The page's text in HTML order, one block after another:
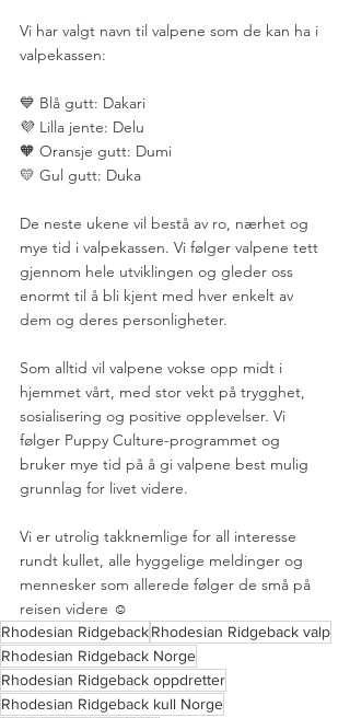
Vi har valgt navn til valpene som de kan ha i
valpekassen:
💙 Blå gutt: Dakari
💜 Lilla jente: Delu
🧡 Oransje gutt: Dumi
💛 Gul gutt: Duka
De neste ukene vil bestå av ro, nærhet og
mye tid i valpekassen. Vi følger valpene tett
gjennom hele utviklingen og gleder oss
enormt til å bli kjent med hver enkelt av
dem og deres personligheter.
Som alltid vil valpene vokse opp midt i
hjemmet vårt, med stor vekt på trygghet,
sosialisering og positive opplevelser. Vi
følger Puppy Culture-programmet og
bruker mye tid på å gi valpene best mulig
grunnlag for livet videre.
Vi er utrolig takknemlige for all interesse
rundt kullet, alle hyggelige meldinger og
mennesker som allerede følger de små på
reisen videre ☺️
Rhodesian RidgebackRhodesian Ridgeback valp
Rhodesian Ridgeback Norge
Rhodesian Ridgeback oppdretter
Rhodesian Ridgeback kull Norge